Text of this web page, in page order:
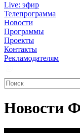
Live: эфир
Телепрограмма
Новости
Программы
Проекты
Контакты
Рекламодателям
Новости